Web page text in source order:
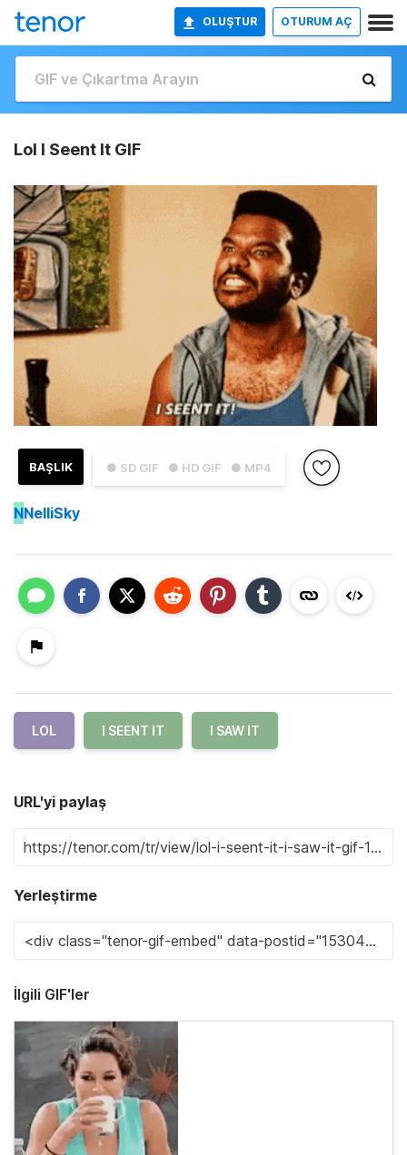
OLUŞTUR OTURUM AÇ
Lol I Seent It GIF
● SD GIF ● HD GIF ● MP4
BAŞLIK
NNelliSky
LOL I SEENT IT I SAW IT
URL'yi paylaş
Yerleştirme
İlgili GIF'ler